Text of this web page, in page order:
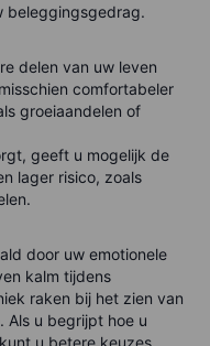
beleggingsgedrag.
delen van uw leven
comfortabeler
groeiaandelen of
geeft u mogelijk de
lager risico, zoals
door uw emotionele
kalm tijdens
raken bij het zien van
Als u begrijpt hoe u
u betere keuzes